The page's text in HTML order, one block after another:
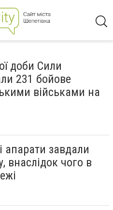
доби Сили
231 бойове
військами на
апарати завдали
внаслідок чого в